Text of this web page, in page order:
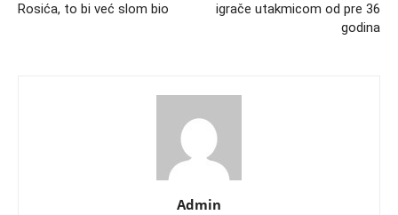
Rosića, to bi već slom bio
igrače utakmicom od pre 36
godina
Admin